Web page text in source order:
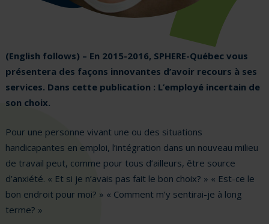
(English follows) – En 2015-2016, SPHERE-Québec vous
présentera des façons innovantes d’avoir recours à ses
services. Dans cette publication : L’employé incertain de
son choix.
Pour une personne vivant une ou des situations
handicapantes en emploi, l’intégration dans un nouveau milieu
de travail peut, comme pour tous d’ailleurs, être source
d’anxiété. « Et si je n’avais pas fait le bon choix? » « Est-ce le
bon endroit pour moi? » « Comment m’y sentirai-je à long
terme? »